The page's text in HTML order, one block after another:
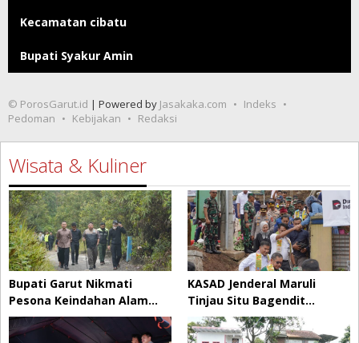
Kecamatan cibatu
Bupati Syakur Amin
© PorosGarut.id | Powered by Jasakaka.com
Indeks
Pedoman
Kebijakan Redaksi
Wisata & Kuliner
Bupati Garut Nikmati
Pesona Keindahan Alam…
KASAD Jenderal Maruli
Tinjau Situ Bagendit…